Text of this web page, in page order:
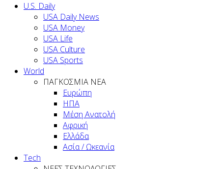
U.S. Daily
USA Daily News
USA Money
USA Life
USA Culture
USA Sports
World
ΠΑΓΚΟΣΜΙΑ ΝΕΑ
Ευρώπη
ΗΠΑ
Μέση Ανατολή
Αφρική
Ελλάδα
Ασία / Ωκεανία
Tech